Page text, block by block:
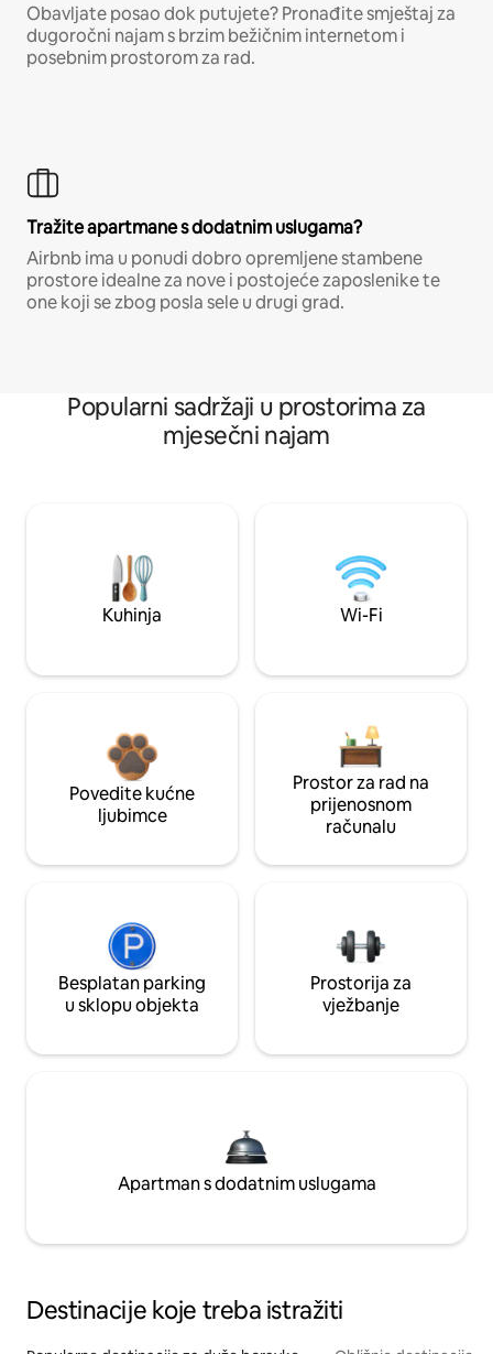
Obavljate posao dok putujete? Pronađite smještaj za
dugoročni najam s brzim bežičnim internetom i
posebnim prostorom za rad.
Tražite apartmane s dodatnim uslugama?
Airbnb ima u ponudi dobro opremljene stambene
prostore idealne za nove i postojeće zaposlenike te
one koji se zbog posla sele u drugi grad.
Popularni sadržaji u prostorima za
mjesečni najam
Kuhinja Wi-Fi
Povedite kućne
ljubimce
Prostor za rad na
prijenosnom
računalu
Besplatan parking
u sklopu objekta
Prostorija za
vježbanje
Apartman s dodatnim uslugama
Destinacije koje treba istražiti